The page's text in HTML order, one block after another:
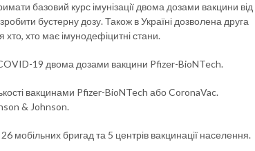
базовий курс імунізації двома дозами вакцини від
бустерну дозу. Також в Україні дозволена друга
хто має імунодефіцитні стани.
COVID-19 двома дозами вакцини Pfizer-BioNTech.
вакцинами Pfizer-BioNTech або CoronaVac.
& Johnson.
мобільних бригад та 5 центрів вакцинації населення.